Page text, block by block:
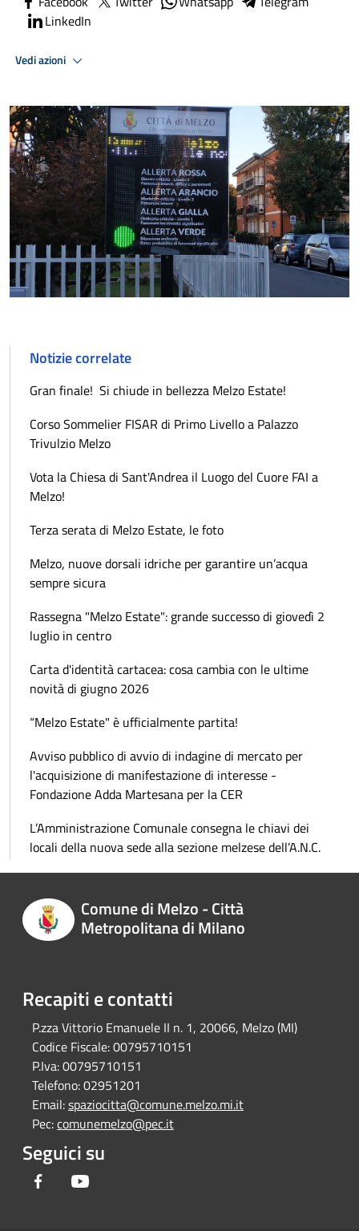
LinkedIn
Vedi azioni
Notizie correlate
Gran finale! Si chiude in bellezza Melzo Estate!
Corso Sommelier FISAR di Primo Livello a Palazzo
Trivulzio Melzo
Vota la Chiesa di Sant'Andrea il Luogo del Cuore FAI a
Melzo!
Terza serata di Melzo Estate, le foto
Melzo, nuove dorsali idriche per garantire un’acqua
sempre sicura
Rassegna "Melzo Estate": grande successo di giovedì 2
luglio in centro
Carta d'identità cartacea: cosa cambia con le ultime
novità di giugno 2026
“Melzo Estate" è ufficialmente partita!
Avviso pubblico di avvio di indagine di mercato per
l'acquisizione di manifestazione di interesse -
Fondazione Adda Martesana per la CER
L’Amministrazione Comunale consegna le chiavi dei
locali della nuova sede alla sezione melzese dell’A.N.C.
Comune di Melzo - Città
Metropolitana di Milano
Recapiti e contatti
P.zza Vittorio Emanuele II n. 1, 20066, Melzo (MI)
Codice Fiscale:00795710151
P.Iva:00795710151
Telefono:02951201
Email:spaziocitta@comune.melzo.mi.it
Pec:comunemelzo@pec.it
Seguici su
Facebook